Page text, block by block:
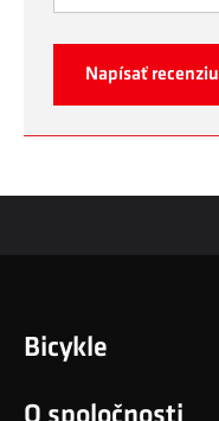
Napísať recenziu
Bicykle